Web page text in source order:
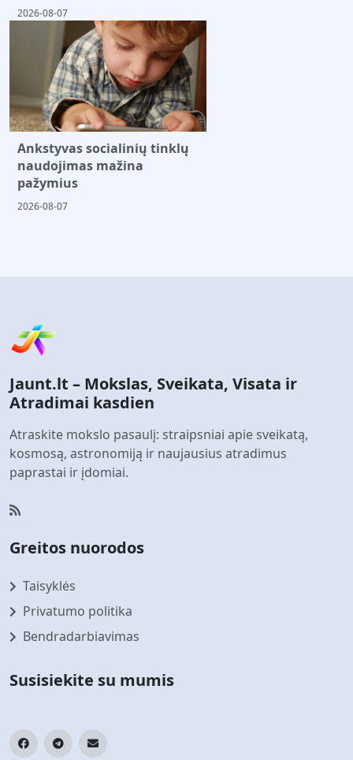
2026-08-07
Ankstyvas socialinių tinklų
naudojimas mažina
pažymius
2026-08-07
Jaunt.lt – Mokslas, Sveikata, Visata ir
Atradimai kasdien
Atraskite mokslo pasaulį: straipsniai apie sveikatą,
kosmosą, astronomiją ir naujausius atradimus
paprastai ir įdomiai.
Greitos nuorodos
Taisyklės
Privatumo politika
Bendradarbiavimas
Susisiekite su mumis